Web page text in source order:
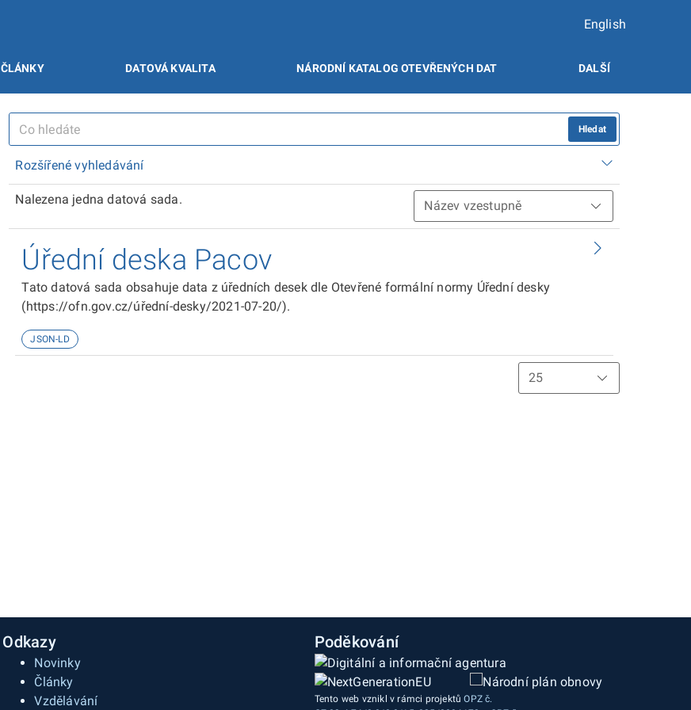
English
ČLÁNKY DATOVÁ KVALITA NÁRODNÍ KATALOG OTEVŘENÝCH DAT DALŠÍ
Hledat
Rozšířené vyhledávání
Nalezena jedna datová sada.
Úřední deska Pacov
Tato datová sada obsahuje data z úředních desek dle Otevřené formální normy Úřední desky
(https://ofn.gov.cz/úřední-desky/2021-07-20/).
JSON-LD
Odkazy
Novinky
Články
Vzdělávání
Poděkování
Tento web vznikl v rámci projektůOPZ č.